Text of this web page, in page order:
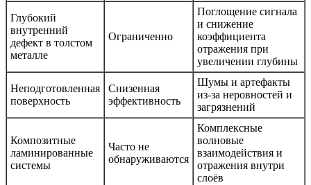
Глубокий
внутренний
дефект в толстом
металле
Ограниченно
Поглощение сигнала
и снижение
коэффициента
отражения при
увеличении глубины
Неподготовленная
поверхность
Снизенная
эффективность
Шумы и артефакты
из-за неровностей и
загрязнений
Композитные
ламинированные
системы
Часто не
обнаруживаются
Комплексные
волновые
взаимодействия и
отражения внутри
слоёв